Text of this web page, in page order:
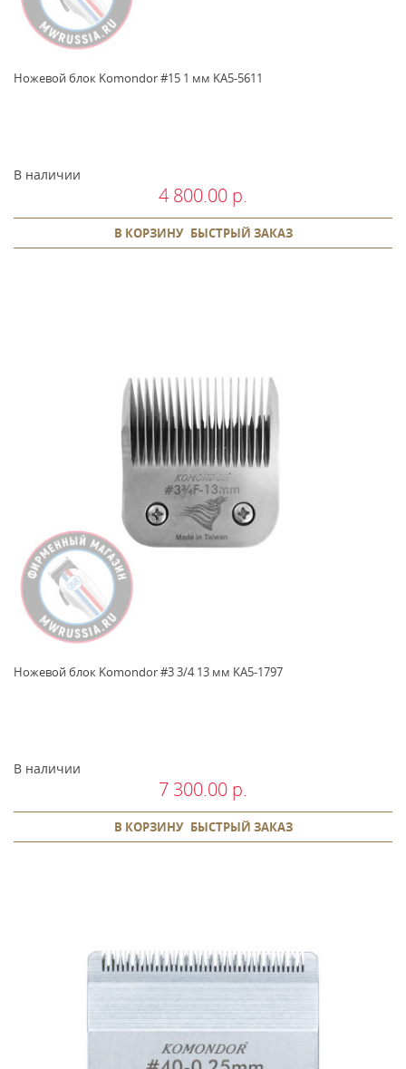
Ножевой блок Komondor #15 1 мм KA5-5611
В наличии
4 800.00 р.
В КОРЗИНУ БЫСТРЫЙ ЗАКАЗ
Ножевой блок Komondor #3 3/4 13 мм KA5-1797
В наличии
7 300.00 р.
В КОРЗИНУ БЫСТРЫЙ ЗАКАЗ